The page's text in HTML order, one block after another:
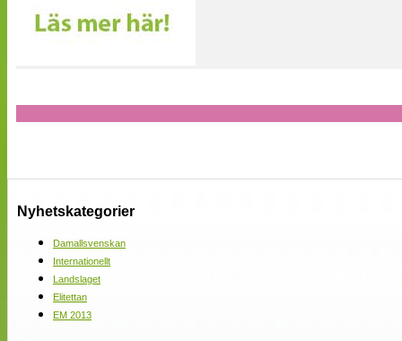
Nyhetskategorier
Damallsvenskan
Internationellt
Landslaget
Elitettan
EM 2013